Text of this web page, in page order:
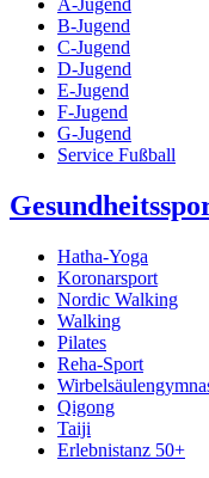
B-Jugend
C-Jugend
D-Jugend
E-Jugend
F-Jugend
G-Jugend
Service Fußball
Hatha-Yoga
Koronarsport
Nordic Walking
Walking
Pilates
Reha-Sport
Qigong
Taiji
Erlebnistanz 50+